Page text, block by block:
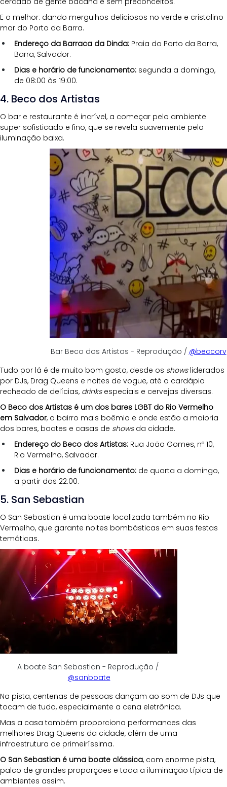
E o melhor: dando mergulhos deliciosos no verde e cristalino
mar do Porto da Barra.
Endereço da Barraca da Dinda: Praia do Porto da Barra,
Barra, Salvador.
Dias e horário de funcionamento: segunda a domingo,
de 08:00 às 19:00.
4. Beco dos Artistas
O bar e restaurante é incrível, a começar pelo ambiente
super sofisticado e fino, que se revela suavemente pela
iluminação baixa.
Bar Beco dos Artistas - Reprodução / @beccorv
Tudo por lá é de muito bom gosto, desde os shows liderados
por DJs, Drag Queens e noites de vogue, até o cardápio
recheado de delícias, drinks especiais e cervejas diversas.
O Beco dos Artistas é um dos bares LGBT do Rio Vermelho
em Salvador, o bairro mais boêmio e onde estão a maioria
dos bares, boates e casas de shows da cidade.
Endereço do Beco dos Artistas: Rua João Gomes, nº 10,
Rio Vermelho, Salvador.
Dias e horário de funcionamento: de quarta a domingo,
a partir das 22:00.
5. San Sebastian
O San Sebastian é uma boate localizada também no Rio
Vermelho, que garante noites bombásticas em suas festas
temáticas.
A boate San Sebastian - Reprodução /
@sanboate
Na pista, centenas de pessoas dançam ao som de DJs que
tocam de tudo, especialmente a cena eletrônica.
Mas a casa também proporciona performances das
melhores Drag Queens da cidade, além de uma
infraestrutura de primeiríssima.
O San Sebastian é uma boate clássica, com enorme pista,
palco de grandes proporções e toda a iluminação típica de
ambientes assim.